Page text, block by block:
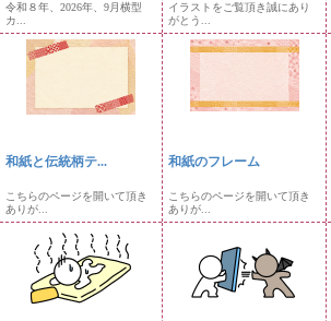
令和８年、2026年、9月横型
カ...
イラストをご覧頂き誠にあり
がとう...
和紙と伝統柄テ...
こちらのページを開いて頂き
ありが...
和紙のフレーム
こちらのページを開いて頂き
ありが...